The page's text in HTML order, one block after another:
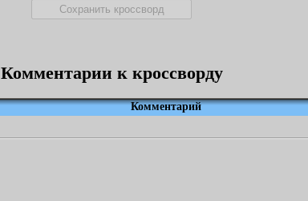
Комментарии к кроссворду
Комментарий